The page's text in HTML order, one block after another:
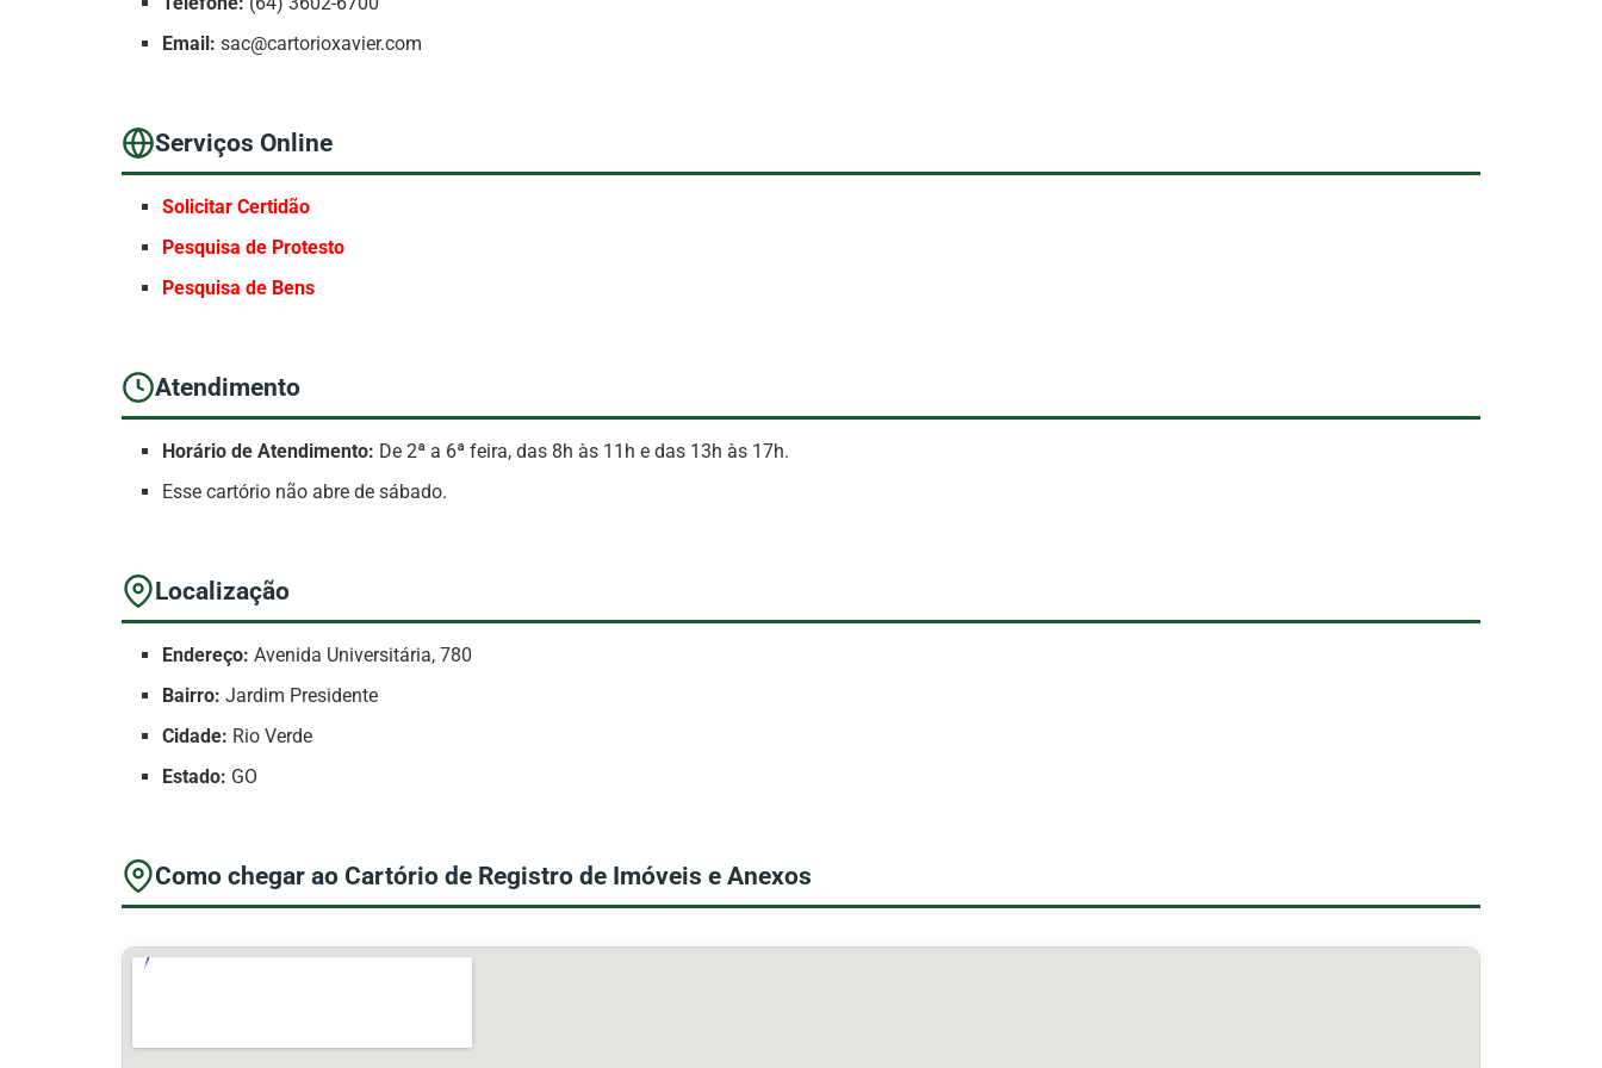
Email: sac@cartorioxavier.com
Serviços Online
Solicitar Certidão
Pesquisa de Protesto
Pesquisa de Bens
Atendimento
Horário de Atendimento: De 2ª a 6ª feira, das 8h às 11h e das 13h às 17h.
Esse cartório não abre de sábado.
Localização
Endereço: Avenida Universitária, 780
Bairro: Jardim Presidente
Cidade: Rio Verde
Estado: GO
Como chegar ao Cartório de Registro de Imóveis e Anexos